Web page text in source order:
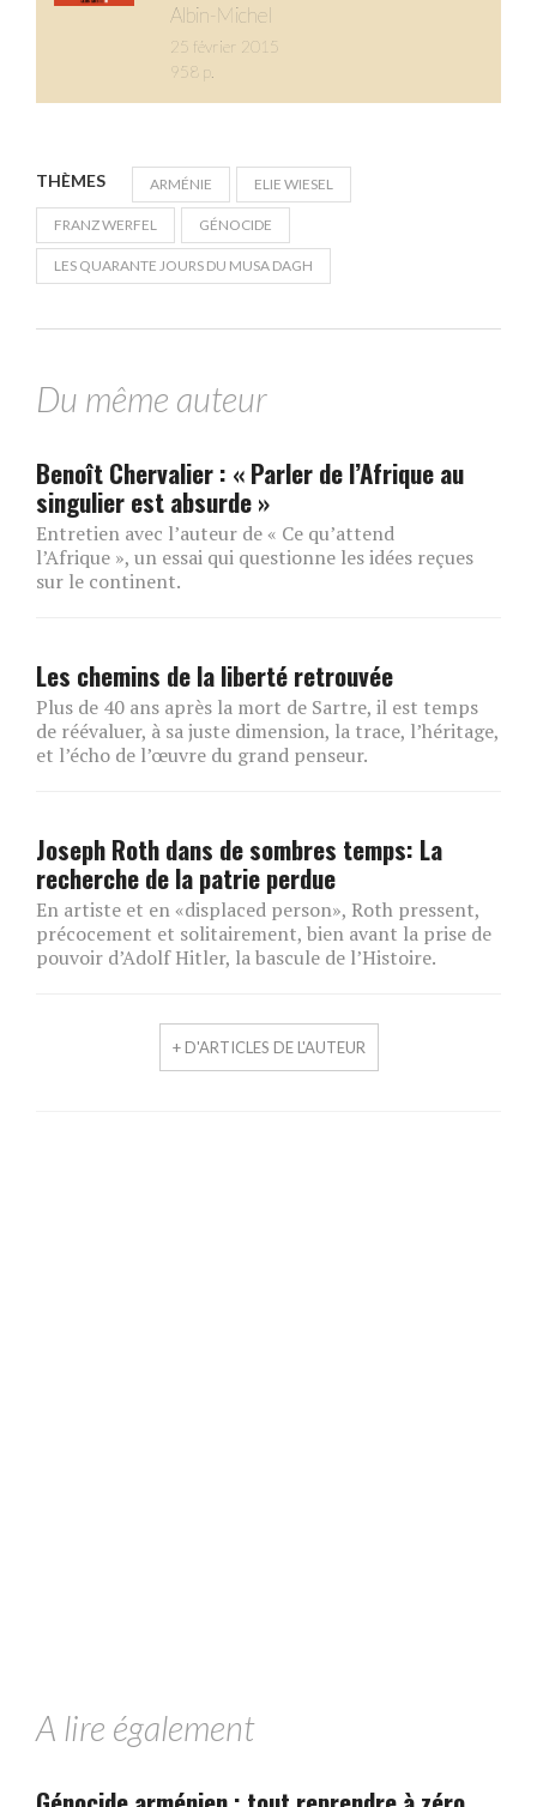
Albin-Michel
25 février 2015
958 p.
THÈMES ARMÉNIE ELIE WIESEL
FRANZ WERFEL GÉNOCIDE
LES QUARANTE JOURS DU MUSA DAGH
Du même auteur
Benoît Chervalier : « Parler de l’Afrique au
singulier est absurde »
Entretien avec l’auteur de « Ce qu’attend
l’Afrique », un essai qui questionne les idées reçues
sur le continent.
Les chemins de la liberté retrouvée
Plus de 40 ans après la mort de Sartre, il est temps
de réévaluer, à sa juste dimension, la trace, l’héritage,
et l’écho de l’œuvre du grand penseur.
Joseph Roth dans de sombres temps: La
recherche de la patrie perdue
En artiste et en «displaced person», Roth pressent,
précocement et solitairement, bien avant la prise de
pouvoir d’Adolf Hitler, la bascule de l’Histoire.
+ D'ARTICLES DE L'AUTEUR
A lire également